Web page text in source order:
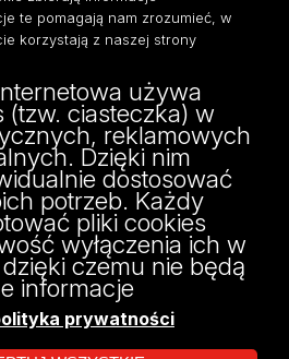
136 Łódź
(ADE):
17
te pomagają nam zrozumieć, w
korzystają z naszej strony
używa
(tzw. ciasteczka) w
reklamowych
Dzięki nim
dostosować
potrzeb. Każdy
pliki cookies
wyłączenia ich w
czemu nie będą
informacje
prywatności